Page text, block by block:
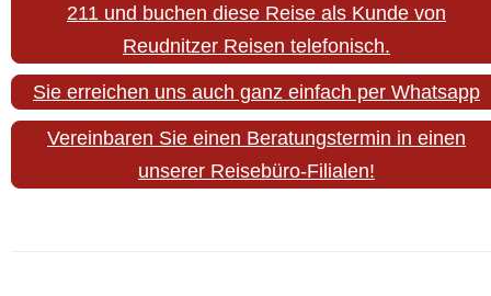
211 und buchen diese Reise als Kunde von
Reudnitzer Reisen telefonisch.
Sie erreichen uns auch ganz einfach per Whatsapp
Vereinbaren Sie einen Beratungstermin in einen
unserer Reisebüro-Filialen!